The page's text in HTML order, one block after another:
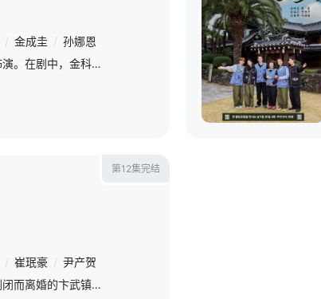
/ 金成圭 / 孙娜恩
剧中主角金科长由苏志燮饰演。在剧中，金科长是敏智的父亲，也是一名朝鲜间谍。他被派去执行无数特别任务，包括17次朝鲜任务、五次韩国双重间谍任务，以及一次针对朝鲜最高司令官的暗杀行动。他是朝鲜黑名单上的头
第12集完结
/ 崔珉豪 / 尹产贺
该剧讲述十几年前因事业倒闭而离婚的卞武镇（池珍熙 饰）在11年后成为数十亿富翁，以房东的身份出现在前妻金爱妍（金智秀 饰）和女儿卞未来（孙娜恩 饰）面前引发“腥风血雨”的故事。